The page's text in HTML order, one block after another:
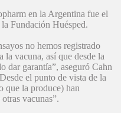
en la Argentina fue el
Fundación Huésped.
no hemos registrado
la vacuna, así que desde la
dar garantía”, aseguró Cahn
el punto de vista de la
que la produce) han
vacunas”.